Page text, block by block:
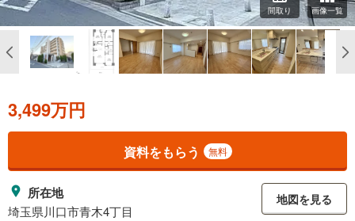
間取り 画像一覧
3,499万円
資料をもらう 無料
所在地
埼玉県川口市青木4丁目
地図を見る